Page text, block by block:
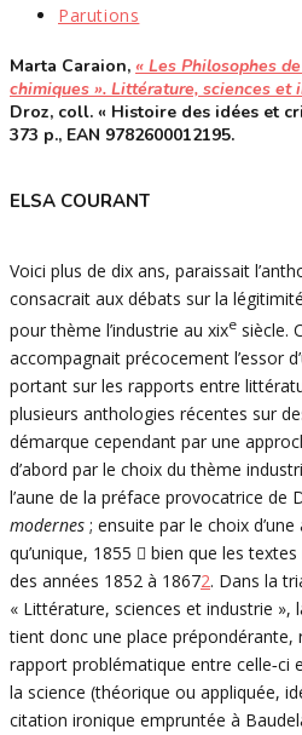
la
publiée :
Post
Parutions
Marta Caraion, « Les Philosophes
chimiques ». Littérature, sciences et
Droz, coll. « Histoire des idées et
373 p., EAN 9782600012195.
ELSA COURANT
Voici plus de dix ans, paraissait
consacrait aux débats sur la
pour thème l’industrie au xixe siècle.
accompagnait précocement l’essor
portant sur les rapports entre
plusieurs anthologies récentes sur
démarque cependant par une
d’abord par le choix du thème
l’aune de la préface provocatrice de
modernes ; ensuite par le choix
qu’unique, 1855  bien que les
des années 1852 à 18672. Dans la
« Littérature, sciences et industrie »,
tient donc une place prépondérante,
rapport problématique entre celle‑ci
la science (théorique ou appliquée,
citation ironique empruntée à